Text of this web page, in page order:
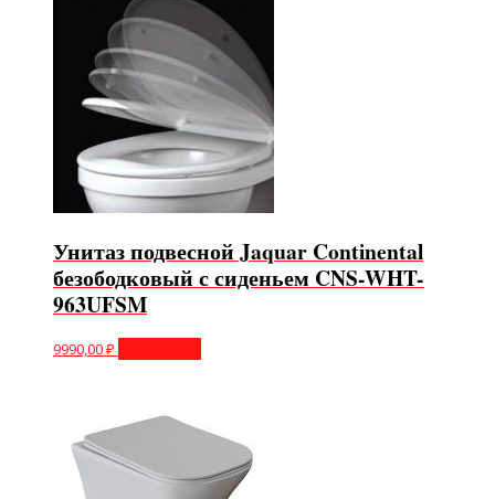
Унитаз подвесной Jaquar Continental
безободковый с сиденьем CNS-WHT-
963UFSM
9990,00₽